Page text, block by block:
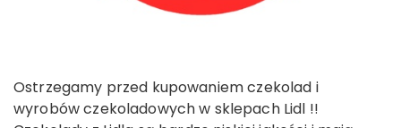
Ostrzegamy przed kupowaniem czekolad i
wyrobów czekoladowych w sklepach Lidl !!